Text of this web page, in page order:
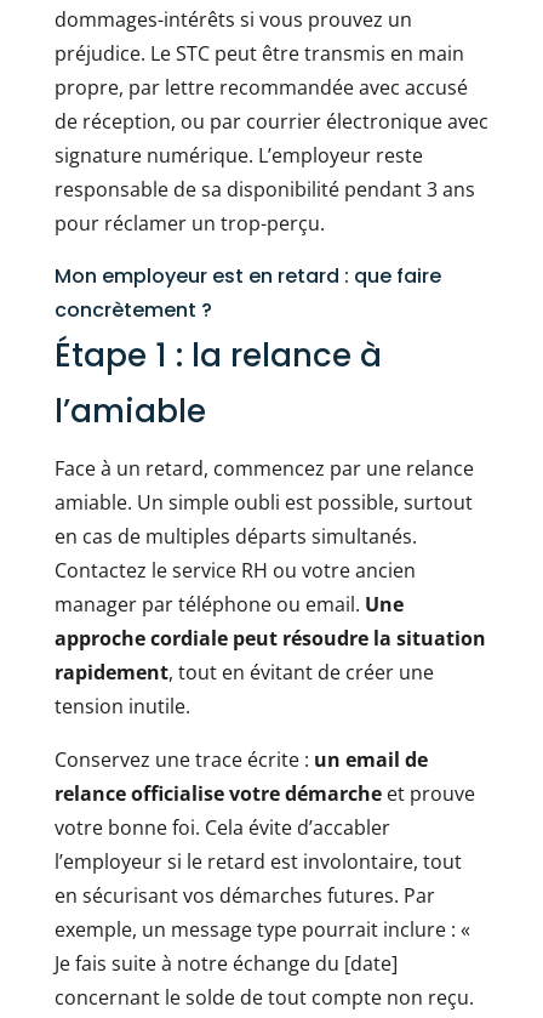
dommages-intérêts si vous prouvez un
préjudice. Le STC peut être transmis en main
propre, par lettre recommandée avec accusé
de réception, ou par courrier électronique avec
signature numérique. L’employeur reste
responsable de sa disponibilité pendant 3 ans
pour réclamer un trop-perçu.
Mon employeur est en retard : que faire
concrètement ?
Étape 1 : la relance à
l’amiable
Face à un retard, commencez par une relance
amiable. Un simple oubli est possible, surtout
en cas de multiples départs simultanés.
Contactez le service RH ou votre ancien
manager par téléphone ou email. Une
approche cordiale peut résoudre la situation
rapidement, tout en évitant de créer une
tension inutile.
Conservez une trace écrite : un email de
relance officialise votre démarcheet prouve
votre bonne foi. Cela évite d’accabler
l’employeur si le retard est involontaire, tout
en sécurisant vos démarches futures. Par
exemple, un message type pourrait inclure : «
Je fais suite à notre échange du [date]
concernant le solde de tout compte non reçu.